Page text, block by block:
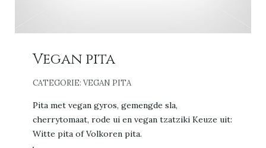
Vegan pita
CATEGORIE: VEGAN PITA
Pita met vegan gyros, gemengde sla,
cherrytomaat, rode ui en vegan tzatziki Keuze uit:
Witte pita of Volkoren pita.